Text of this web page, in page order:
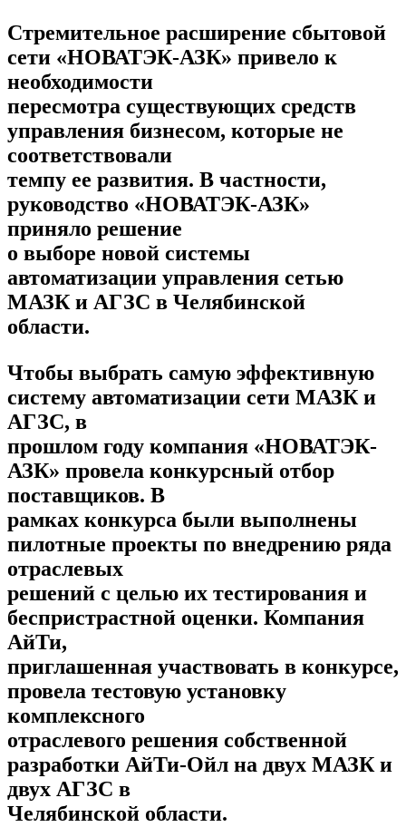
Стремительное расширение сбытовой
сети «НОВАТЭК-АЗК» привело к
необходимости
пересмотра существующих средств
управления бизнесом, которые не
соответствовали
темпу ее развития. В частности,
руководство «НОВАТЭК-АЗК»
приняло решение
о выборе новой системы
автоматизации управления сетью
МАЗК и АГЗС в Челябинской
области.
Чтобы выбрать самую эффективную
систему автоматизации сети МАЗК и
АГЗС, в
прошлом году компания «НОВАТЭК-
АЗК» провела конкурсный отбор
поставщиков. В
рамках конкурса были выполнены
пилотные проекты по внедрению ряда
отраслевых
решений с целью их тестирования и
беспристрастной оценки. Компания
АйТи,
приглашенная участвовать в конкурсе,
провела тестовую установку
комплексного
отраслевого решения собственной
разработки АйТи-Ойл на двух МАЗК и
двух АГЗС в
Челябинской области.